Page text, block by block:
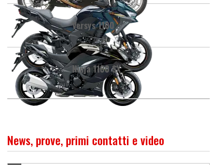
Versys 1100
Ninja 1100 SX
News, prove, primi contatti e video